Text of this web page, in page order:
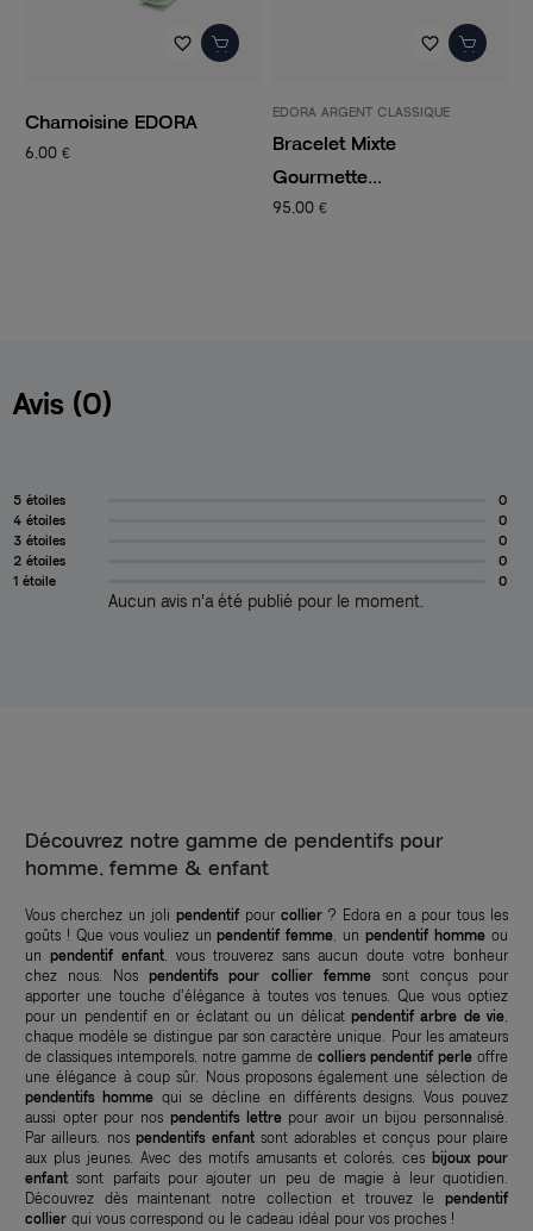
favorite_border
Chamoisine EDORA
6,00 €
favorite_border
EDORA ARGENT CLASSIQUE
Bracelet Mixte
Gourmette...
95,00 €
Avis (0)
5 étoiles
0
4 étoiles
0
3 étoiles
0
2 étoiles
0
1 étoile
0
Aucun avis n'a été publié pour le moment.
Découvrez notre gamme de pendentifs pour
homme, femme & enfant
Vous cherchez un joli pendentifpour collier? Edora en a pour tous les
goûts ! Que vous vouliez unpendentif femme , unpendentif homme ou
un pendentif enfant , vous trouverez sans aucun doute votre bonheur
chez nous. Nospendentifs pour collier femmesont conçus pour
apporter une touche d'élégance à toutes vos tenues. Que vous optiez
pour un pendentif en or éclatant ou un délicat pendentif arbre de vie
chaque modèle se distingue par son caractère unique. Pour les amateurs
de classiques intemporels, notre gamme de colliers pendentif perle offre
une élégance à coup sûr. Nous proposons également une sélection de
pendentifs hommequi se décline en différents designs. Vous pouvez
aussi opter pour nos pendentifs lettrepour avoir un bijou personnalisé.
Par ailleurs, nospendentifs enfantsont adorables et conçus pour plaire
aux plus jeunes. Avec des motifs amusants et colorés, ces bijoux pour
enfant sont parfaits pour ajouter un peu de magie à leur quotidien.
Découvrez dès maintenant notre collection et trouvez le pendentif
collier qui vous correspond ou le cadeau idéal pour vos proches !